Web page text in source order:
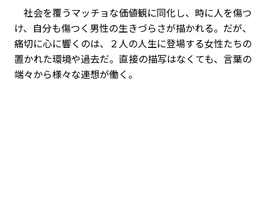
社会を覆うマッチョな価値観に同化し、時に人を傷つ
け、自分も傷つく男性の生きづらさが描かれる。だが、
痛切に心に響くのは、２人の人生に登場する女性たちの
置かれた環境や過去だ。直接の描写はなくても、言葉の
端々から様々な連想が働く。